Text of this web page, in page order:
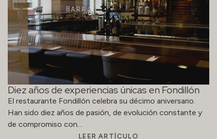
Diez años de experiencias únicas en Fondillón
El restaurante Fondillón celebra su décimo aniversario.
Han sido diez años de pasión, de evolución constante y
de compromiso con…
LEER ARTÍCULO